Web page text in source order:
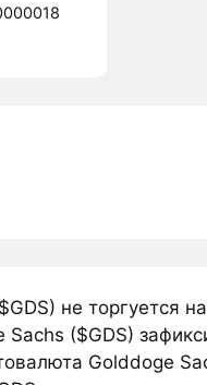
не торгуется
($GDS)
Golddoge